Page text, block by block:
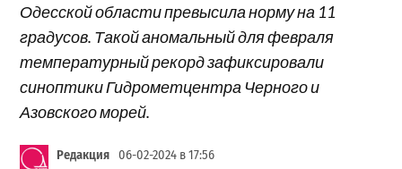
Одесской области превысила норму на 11
градусов. Такой аномальный для февраля
температурный рекорд зафиксировали
синоптики Гидрометцентра Черного и
Азовского морей.
Редакция 06-02-2024 в 17:56